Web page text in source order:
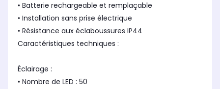
• Batterie rechargeable et remplaçable
• Installation sans prise électrique
• Résistance aux éclaboussures IP44
Caractéristiques techniques :
Éclairage :
• Nombre de LED : 50